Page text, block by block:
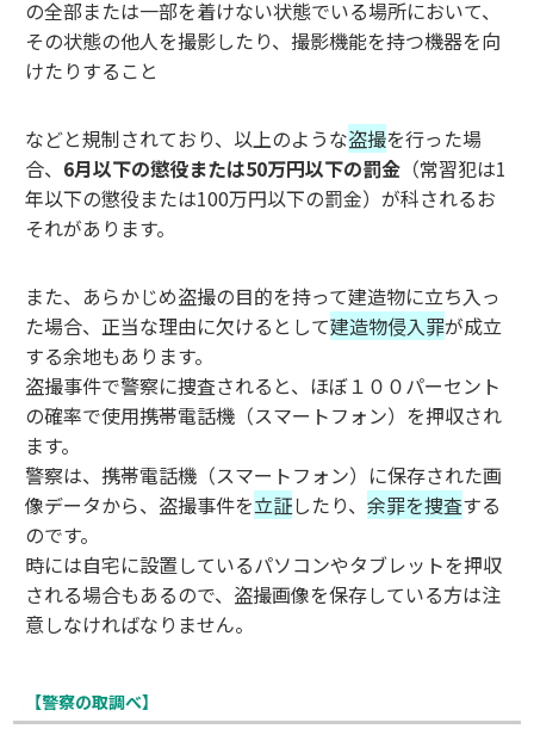
の全部または一部を着けない状態でいる場所において、
その状態の他人を撮影したり、撮影機能を持つ機器を向
けたりすること
などと規制されており、以上のような盗撮を行った場
合、 6月以下の懲役または50万円以下の罰金 （常習犯は1
年以下の懲役または100万円以下の罰金）が科されるお
それがあります。
また、あらかじめ盗撮の目的を持って建造物に立ち入っ
た場合、正当な理由に欠けるとして建造物侵入罪が成立
する余地もあります。
盗撮事件で警察に捜査されると、ほぼ１００パーセント
の確率で使用携帯電話機（スマートフォン）を押収され
ます。
警察は、携帯電話機（スマートフォン）に保存された画
像データから、盗撮事件を立証したり、余罪を捜査する
のです。
時には自宅に設置しているパソコンやタブレットを押収
される場合もあるので、盗撮画像を保存している方は注
意しなければなりません。
【警察の取調べ】